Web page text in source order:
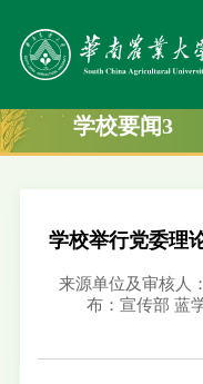
学校要闻3
学校举行党委理
来源单位及审核人
布：宣传部 蓝